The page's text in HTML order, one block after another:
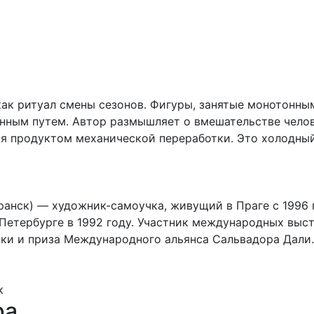
ритуал смены сезонов. Фигуры, занятые
путем. Автор размышляет о вмешательстве
продуктом механической переработки. Это
— художник-самоучка, живущий в Праге с 1996
в 1992 году. Участник международных
и приза Международного альянса Сальвадора